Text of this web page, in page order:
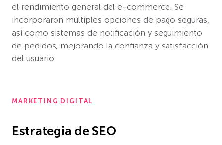
el rendimiento general del e-commerce. Se
incorporaron múltiples opciones de pago seguras,
así como sistemas de notificación y seguimiento
de pedidos, mejorando la confianza y satisfacción
del usuario.
MARKETING DIGITAL
Estrategia de SEO